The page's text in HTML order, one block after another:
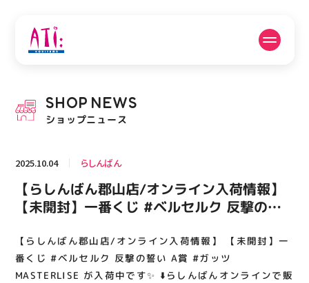
PICK UP NEWS
ピックアップニュース
フロアガイド 営業時間
ACCESS
アクセス・駐車場
RECRUIT
スタッフ募集
SHOP NEWS
ショップニュース
2025.10.04 らしんばん
【らしんばん郡山店/オンライン入荷情報】
【未開封】一番くじ #ベルセルク 反撃の誓
✨ ⬇️らしんばんオンラインで販売中⬇️ ⬇️郡山店
オンライン出品商品はこちら⬇️
【らしんばん郡山店/オンライン入荷情報】 【未開封】一
番くじ #ベルセルク 反撃の誓い A賞 #ガッツ
MASTERLISE が入荷中です✨ ⬇️らしんばんオンラインで販